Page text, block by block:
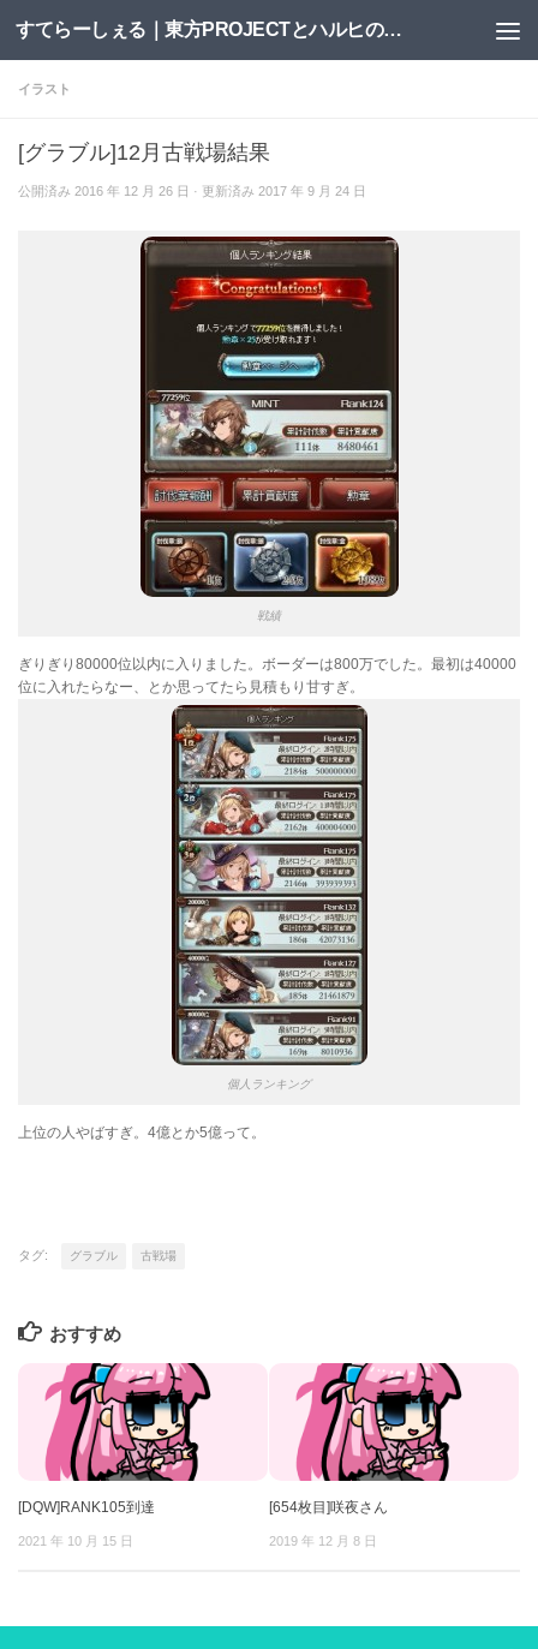
コンテンツへスキップ すてらーしぇる｜東方PROJECTとハルヒの二次創作サイト
イラスト
[グラブル]12月古戦場結果
公開済み 2016 年 12 月 26 日 · 更新済み 2017 年 9 月 24 日
戦績
ぎりぎり80000位以内に入りました。ボーダーは800万でした。最初は40000
位に入れたらなー、とか思ってたら見積もり甘すぎ。
個人ランキング
上位の人やばすぎ。4億とか5億って。
タグ: グラブル 古戦場
おすすめ
[DQW]RANK105到達
2021 年 10 月 15 日
[654枚目]咲夜さん
2019 年 12 月 8 日